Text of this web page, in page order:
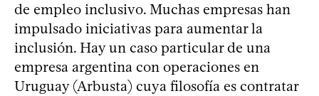
de empleo inclusivo. Muchas empresas han
impulsado iniciativas para aumentar la
inclusión. Hay un caso particular de una
empresa argentina con operaciones en
Uruguay (Arbusta) cuya filosofía es contratar